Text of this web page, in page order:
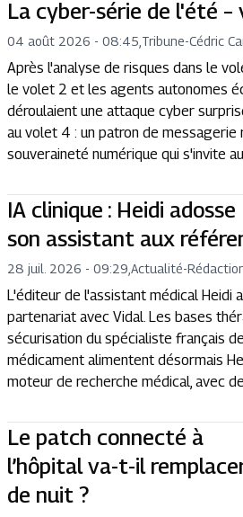
La cyber-série de l'été
04 août 2026 - 08:45 Tribune-Cédric
Après l'analyse de risques dans le
le volet 2 et les agents autonomes
déroulaient une attaque cyber
au volet 4 : un patron de messagerie
souveraineté numérique qui s'invite
IA clinique : Heidi adosse
son assistant aux
28 juil. 2026 - 09:29 Actualité-
L'éditeur de l'assistant médical Heidi
partenariat avec Vidal. Les bases
sécurisation du spécialiste français
médicament alimentent désormais
moteur de recherche médical, avec
Le patch connecté à
l’hôpital va-t-il
de nuit ?